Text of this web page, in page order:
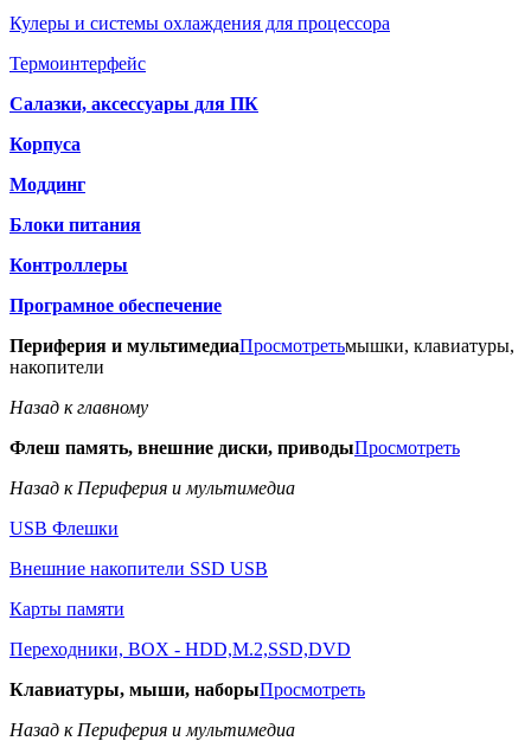
Кулеры и системы охлаждения для процессора
Термоинтерфейс
Салазки, аксессуары для ПК
Корпуса
Моддинг
Блоки питания
Контроллеры
Програмное обеспечение
Периферия и мультимедиаПросмотретьмышки, клавиатуры,
накопители
Назад к главному
Флеш память, внешние диски, приводыПросмотреть
Назад к Периферия и мультимедиа
USB Флешки
Внешние накопители SSD USB
Карты памяти
Переходники, BOX - HDD,M.2,SSD,DVD
Клавиатуры, мыши, наборыПросмотреть
Назад к Периферия и мультимедиа